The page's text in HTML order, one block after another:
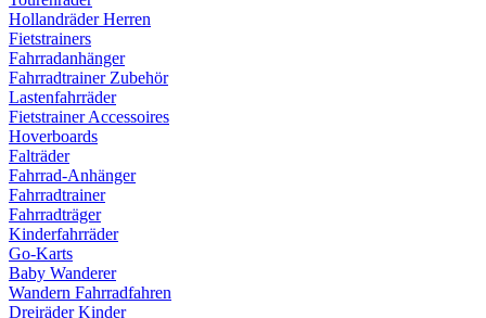
Hollandräder Herren
Fietstrainers
Fahrradanhänger
Fahrradtrainer Zubehör
Lastenfahrräder
Fietstrainer Accessoires
Hoverboards
Falträder
Fahrrad-Anhänger
Fahrradtrainer
Fahrradträger
Kinderfahrräder
Go-Karts
Baby Wanderer
Wandern Fahrradfahren
Dreiräder Kinder